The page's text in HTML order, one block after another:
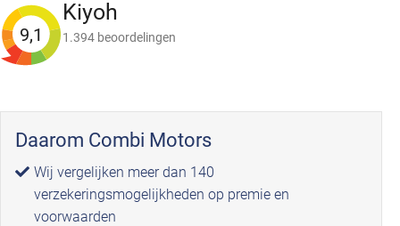
9,1
Kiyoh
1.394 beoordelingen
Daarom Combi Motors
Wij vergelijken meer dan 140
verzekeringsmogelijkheden op premie en
voorwaarden